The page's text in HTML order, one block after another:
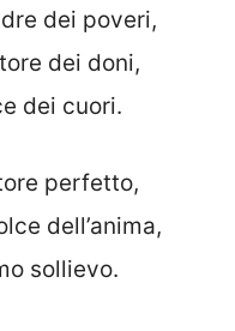
dei poveri,
dei doni,
dei cuori.
perfetto,
dell’anima,
sollievo.